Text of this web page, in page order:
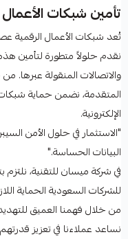
تأمين شبكات الأعمال
تُعد شبكات الأعمال الرقمية
نقدم حلولاً متطورة لتأمين
والاتصالات المنقولة عبرها.
المتقدمة، نضمن حماية شبكات
الإلكترونية.
"الاستثمار في حلول الأمن
البيانات الحساسة."
في شركة ميسان للتقنية،
للشركات السعودية الحماية
من خلال فهمنا العميق
نساعد عملاءنا في تعزيز